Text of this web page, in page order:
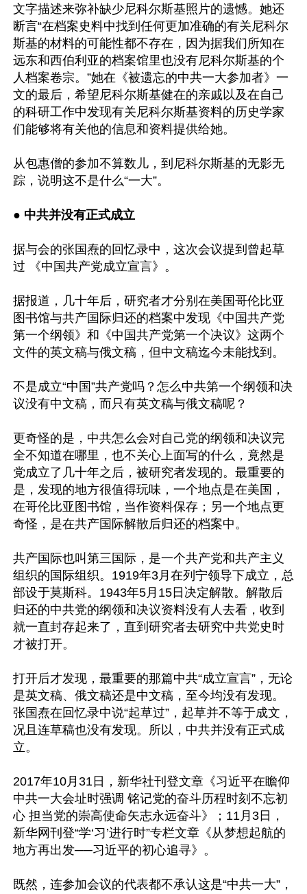
文字描述来弥补缺少尼科尔斯基照片的遗憾。她还
断言“在档案史料中找到任何更加准确的有关尼科尔
斯基的材料的可能性都不存在，因为据我们所知在
远东和西伯利亚的档案馆里也没有尼科尔斯基的个
人档案卷宗。”她在《被遗忘的中共一大参加者》一
文的最后，希望尼科尔斯基健在的亲戚以及在自己
的科研工作中发现有关尼科尔斯基资料的历史学家
们能够将有关他的信息和资料提供给她。
从包惠僧的参加不算数儿，到尼科尔斯基的无影无
踪，说明这不是什么“一大”。
● 中共并没有正式成立
据与会的张国焘的回忆录中，这次会议提到曾起草
过 《中国共产党成立宣言》。
据报道，几十年后，研究者才分别在美国哥伦比亚
图书馆与共产国际归还的档案中发现《中国共产党
第一个纲领》和《中国共产党第一个决议》这两个
文件的英文稿与俄文稿，但中文稿迄今未能找到。
不是成立“中国”共产党吗？怎么中共第一个纲领和决
议没有中文稿，而只有英文稿与俄文稿呢？
更奇怪的是，中共怎么会对自己党的纲领和决议完
全不知道在哪里，也不关心上面写的什么，竟然是
党成立了几十年之后，被研究者发现的。最重要的
是，发现的地方很值得玩味，一个地点是在美国，
在哥伦比亚图书馆，当作资料保存；另一个地点更
奇怪，是在共产国际解散后归还的档案中。
共产国际也叫第三国际，是一个共产党和共产主义
组织的国际组织。1919年3月在列宁领导下成立，总
部设于莫斯科。1943年5月15日决定解散。解散后
归还的中共党的纲领和决议资料没有人去看，收到
就一直封存起来了，直到研究者去研究中共党史时
才被打开。
打开后才发现，最重要的那篇中共“成立宣言”，无论
是英文稿、俄文稿还是中文稿，至今均没有发现。
张国焘在回忆录中说“起草过”，起草并不等于成文，
况且连草稿也没有发现。所以，中共并没有正式成
立。
2017年10月31日，新华社刊登文章《习近平在瞻仰
中共一大会址时强调 铭记党的奋斗历程时刻不忘初
心 担当党的崇高使命矢志永远奋斗》；11月3日，
新华网刊登“学‘习’进行时”专栏文章《从梦想起航的
地方再出发──习近平的初心追寻》。
既然，连参加会议的代表都不承认这是“中共一大”，